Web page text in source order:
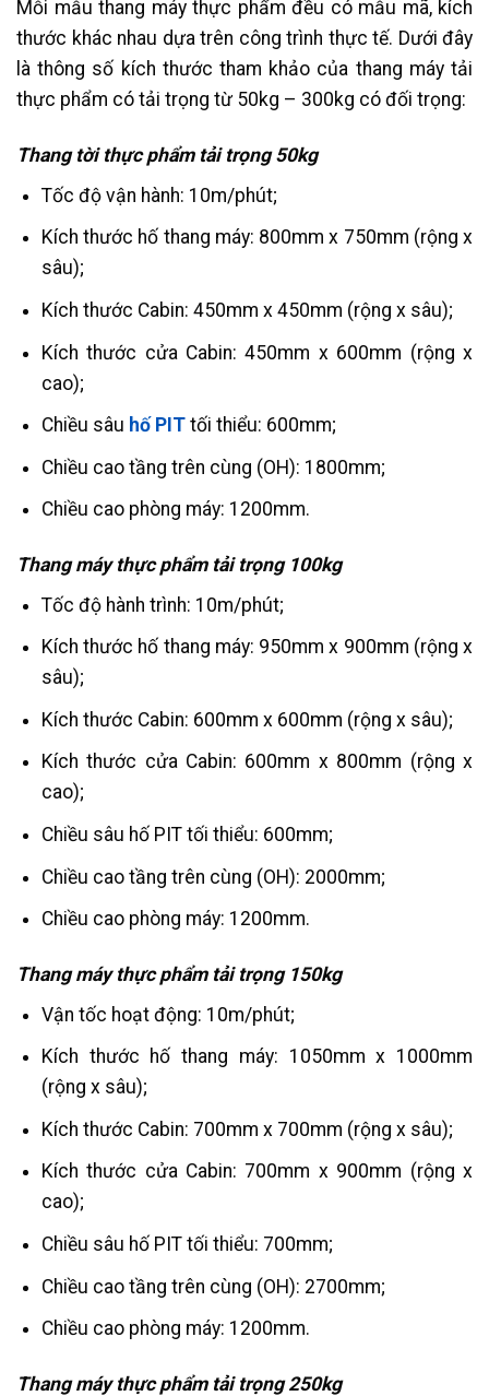
Mỗi mẫu thang máy thực phẩm đều có mẫu mã, kích
thước khác nhau dựa trên công trình thực tế. Dưới đây
là thông số kích thước tham khảo của thang máy tải
thực phẩm có tải trọng từ 50kg – 300kg có đối trọng:
Thang tời thực phẩm tải trọng 50kg
Tốc độ vận hành: 10m/phút;
Kích thước hố thang máy: 800mm x 750mm (rộng x
sâu);
Kích thước Cabin: 450mm x 450mm (rộng x sâu);
Kích thước cửa Cabin: 450mm x 600mm (rộng x
cao);
Chiều sâu hố PITtối thiểu: 600mm;
Chiều cao tầng trên cùng (OH): 1800mm;
Chiều cao phòng máy: 1200mm.
Thang máy thực phẩm tải trọng 100kg
Tốc độ hành trình: 10m/phút;
Kích thước hố thang máy: 950mm x 900mm (rộng x
sâu);
Kích thước Cabin: 600mm x 600mm (rộng x sâu);
Kích thước cửa Cabin: 600mm x 800mm (rộng x
cao);
Chiều sâu hố PIT tối thiểu: 600mm;
Chiều cao tầng trên cùng (OH): 2000mm;
Chiều cao phòng máy: 1200mm.
Thang máy thực phẩm tải trọng 150kg
Vận tốc hoạt động: 10m/phút;
Kích thước hố thang máy: 1050mm x 1000mm
(rộng x sâu);
Kích thước Cabin: 700mm x 700mm (rộng x sâu);
Kích thước cửa Cabin: 700mm x 900mm (rộng x
cao);
Chiều sâu hố PIT tối thiểu: 700mm;
Chiều cao tầng trên cùng (OH): 2700mm;
Chiều cao phòng máy: 1200mm.
Thang máy thực phẩm tải trọng 250kg